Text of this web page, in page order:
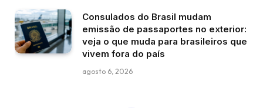
Consulados do Brasil mudam
emissão de passaportes no exterior:
veja o que muda para brasileiros que
vivem fora do país
agosto 6, 2026